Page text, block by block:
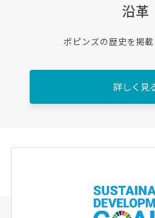
沿革
ポピンズの歴史を掲載
詳しく見